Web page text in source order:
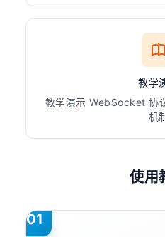
教学
教学演示 WebSocket 协
机
使用
01